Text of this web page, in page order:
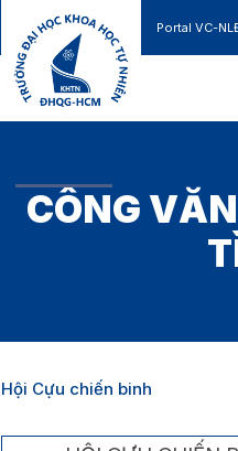
Portal VC-
CÔNG
Hội Cựu chiến binh